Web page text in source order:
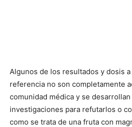
Algunos de los resultados y dosis
referencia no son completamente
comunidad médica y se desarrollan
investigaciones para refutarlos o
como se trata de una fruta con